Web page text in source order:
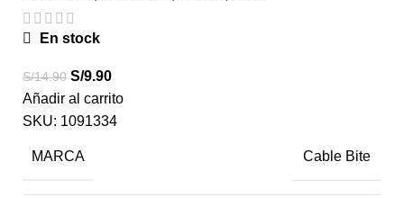
En stock
S/14.90 S/9.90
Añadir al carrito
SKU: 1091334
MARCA Cable Bite